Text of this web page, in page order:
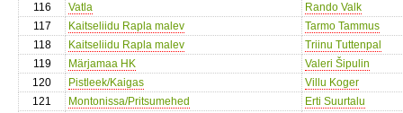
116
Vatla
Rando Valk
117
Kaitseliidu Rapla malev
Tarmo Tammus
118
Kaitseliidu Rapla malev
Triinu Tuttenpal
119
Märjamaa HK
Valeri Šipulin
120
Pistleek/Kaigas
Villu Koger
121
Montonissa/Pritsumehed
Erti Suurtalu